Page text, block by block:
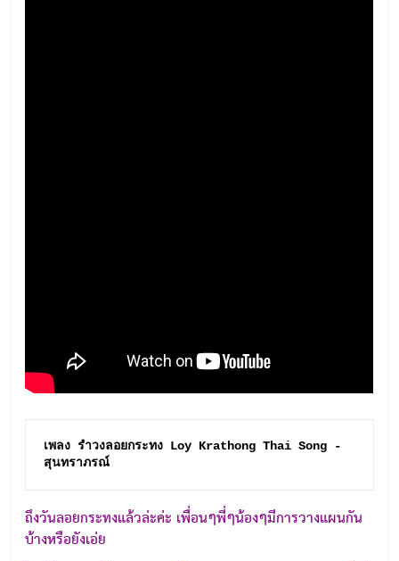
เพลง รำวงลอยกระทง Loy Krathong Thai Song -
สุนทราภรณ์
ถึงวันลอยกระทงแล้วล่ะค่ะ เพื่อนๆพี่ๆน้องๆมีการวางแผนกัน
บ้างหรือยังเอ่ย